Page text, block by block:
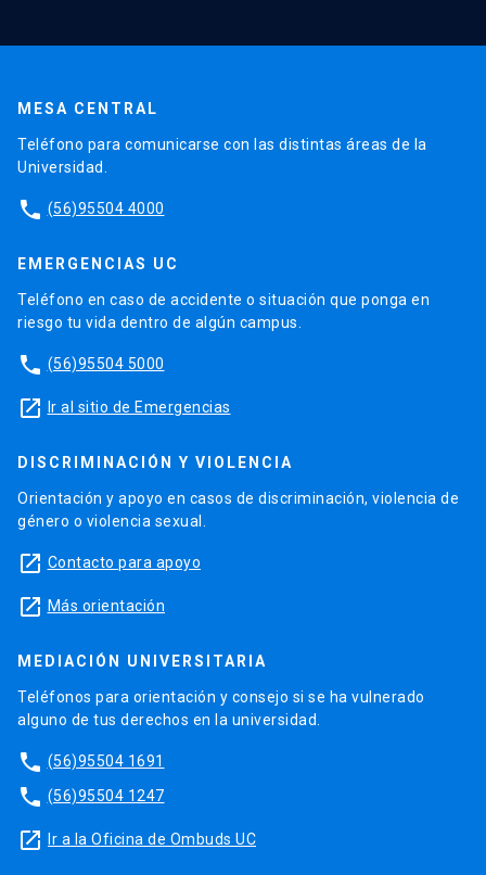
MESA CENTRAL
Teléfono para comunicarse con las distintas áreas de la
Universidad.
phone (56)95504 4000
EMERGENCIAS UC
Teléfono en caso de accidente o situación que ponga en
riesgo tu vida dentro de algún campus.
phone (56)95504 5000
launch Ir al sitio de Emergencias
DISCRIMINACIÓN Y VIOLENCIA
Orientación y apoyo en casos de discriminación, violencia de
género o violencia sexual.
launch Contacto para apoyo
launch Más orientación
MEDIACIÓN UNIVERSITARIA
Teléfonos para orientación y consejo si se ha vulnerado
alguno de tus derechos en la universidad.
phone (56)95504 1691
phone (56)95504 1247
launch Ir a la Oficina de Ombuds UC